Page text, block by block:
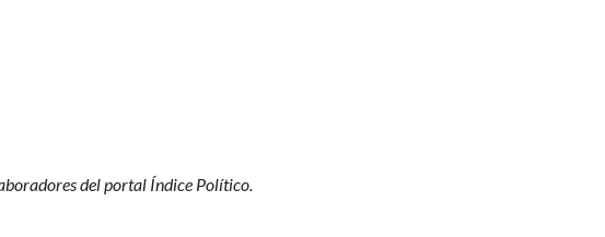
del portal Índice Político.